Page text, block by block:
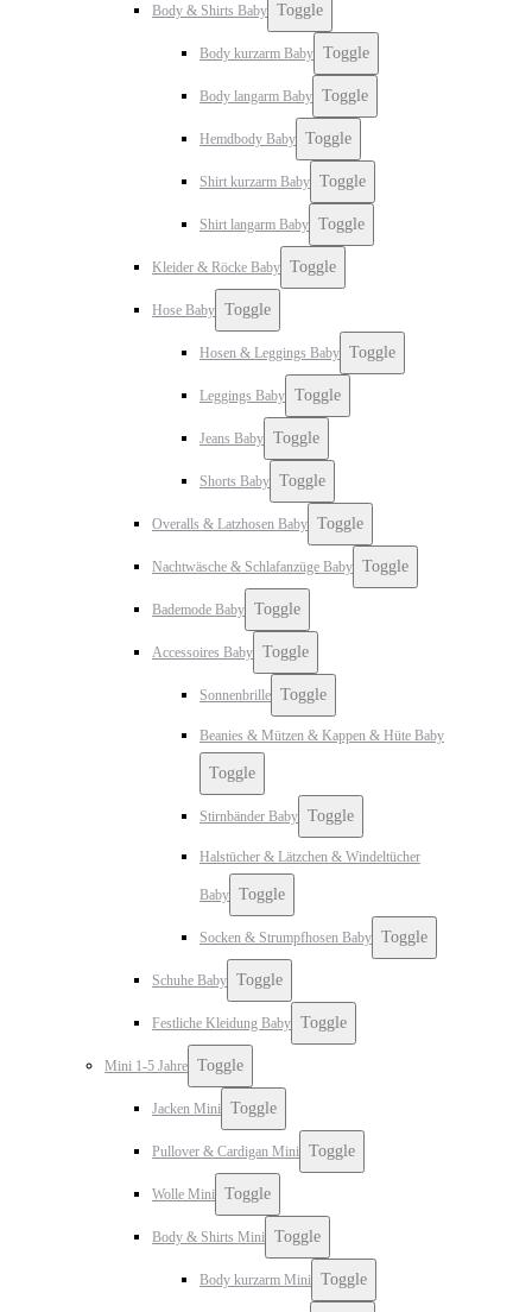
Body & Shirts Baby Toggle
Body kurzarm Baby Toggle
Body langarm Baby Toggle
Hemdbody Baby Toggle
Shirt kurzarm Baby Toggle
Shirt langarm Baby Toggle
Kleider & Röcke Baby Toggle
Hose Baby Toggle
Hosen & Leggings Baby Toggle
Leggings Baby Toggle
Jeans Baby Toggle
Shorts Baby Toggle
Overalls & Latzhosen Baby Toggle
Nachtwäsche & Schlafanzüge Baby Toggle
Bademode Baby Toggle
Accessoires Baby Toggle
Sonnenbrille Toggle
Beanies & Mützen & Kappen & Hüte Baby
Toggle
Stirnbänder Baby Toggle
Halstücher & Lätzchen & Windeltücher
Baby Toggle
Socken & Strumpfhosen Baby Toggle
Schuhe Baby Toggle
Festliche Kleidung Baby Toggle
Mini 1-5 Jahre Toggle
Jacken Mini Toggle
Pullover & Cardigan Mini Toggle
Wolle Mini Toggle
Body & Shirts Mini Toggle
Body kurzarm Mini Toggle